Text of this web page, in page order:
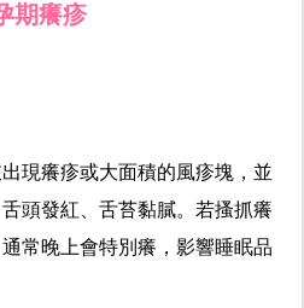
期癢疹
現癢疹或大面積的風疹塊，並
頭發紅、舌苔黏膩。若搔抓癢
常晚上會特別癢，影響睡眠品